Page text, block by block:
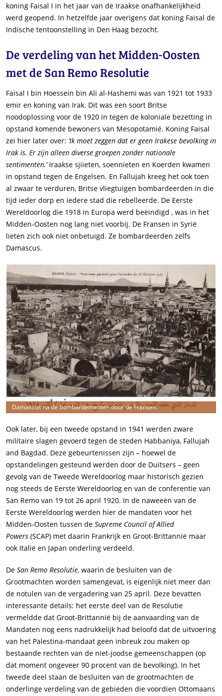
koning Faisal I in het jaar van de Iraakse onafhankelijkheid
werd geopend. In hetzelfde jaar overigens dat koning Faisal de
Indische tentoonstelling in Den Haag bezocht.
De verdeling van het Midden-Oosten
met de San Remo Resolutie
Faisal I bin Hoessein bin Ali al-Hashemi was van 1921 tot 1933
emir en koning van Irak. Dit was een soort Britse
noodoplossing voor de 1920 in tegen de koloniale bezetting in
opstand komende bewoners van Mesopotamië. Koning Faisal
zei hier later over: ‘Ik moet zeggen dat er geen Irakese bevolking in
Irak is. Er zijn alleen diverse groepen zonder nationale
sentimenten.’Iraakse sjiieten, soennieten en Koerden kwamen
in opstand tegen de Engelsen. En Fallujah kreeg het ook toen
al zwaar te verduren, Britse vliegtuigen bombardeerden in die
tijd ieder dorp en iedere stad die rebelleerde. De Eerste
Wereldoorlog die 1918 in Europa werd beëindigd , was in het
Midden-Oosten nog lang niet voorbij. De Fransen in Syrië
lieten zich ook niet onbetuigd. Ze bombardeerden zelfs
Damascus.
Damascus na de bombardementen door de Fransen.
Ook later, bij een tweede opstand in 1941 werden zware
militaire slagen gevoerd tegen de steden Habbaniya, Fallujah
and Bagdad. Deze gebeurtenissen zijn – hoewel de
opstandelingen gesteund werden door de Duitsers – geen
gevolg van de Tweede Wereldoorlog maar historisch gezien
nog steeds de Eerste Wereldoorlog en van de conferentie van
San Remo van 19 tot 26 april 1920. In de naweeën van de
Eerste Wereldoorlog werden hier de mandaten voor het
Midden-Oosten tussen de Supreme Council of Allied
Powers (SCAP) met daarin Frankrijk en Groot-Brittannië maar
ook Italië en Japan onderling verdeeld.
De San Remo Resolutie, waarin de besluiten van de
Grootmachten worden samengevat, is eigenlijk niet meer dan
de notulen van de vergadering van 25 april. Deze bevatten
interessante details: het eerste deel van de Resolutie
vermeldde dat Groot-Brittannië bij de aanvaarding van de
Mandaten nog eens nadrukkelijk had beloofd dat de uitvoering
van het Palestina-mandaat geen inbreuk zou maken op
bestaande rechten van de niet-joodse gemeenschappen (op
dat moment ongeveer 90 procent van de bevolking). In het
tweede deel staan de besluiten van de grootmachten de
onderlinge verdeling van de gebieden die voordien Ottomaans